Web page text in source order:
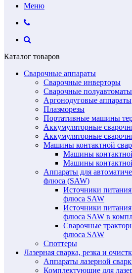
Меню
Каталог товаров
Сварочные аппараты
Сварочные инверторы
Сварочные полуавтоматы
Аргонодуговые аппараты
Плазморезы
Портативные машины
Аккумуляторные
Аккумуляторные
Машины контактной
Машины
Машины
Аппараты для
флюса (SAW)
Источники
флюса SAW
Источники
флюса SAW в
Сварочные
флюса SAW
Споттеры
Лазерная сварка, резка и
Аппараты лазерной
Комплектующие для